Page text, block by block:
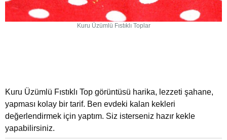
Kuru Üzümlü Fıstıklı Toplar
Kuru Üzümlü Fıstıklı Top görüntüsü harika, lezzeti şahane,
yapması kolay bir tarif. Ben evdeki kalan kekleri
değerlendirmek için yaptım. Siz isterseniz hazır kekle
yapabilirsiniz.